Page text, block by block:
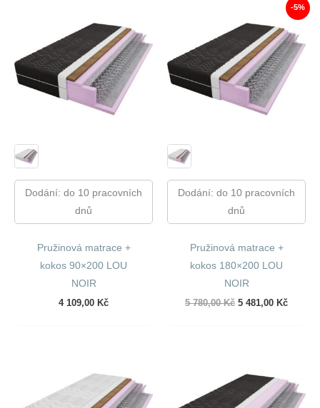
Dodání: do 10 pracovních
dnů
Pružinová matrace +
kokos 90×200 LOU
NOIR
4 109,00 Kč
-5%
Dodání: do 10 pracovních
dnů
Pružinová matrace +
kokos 180×200 LOU
NOIR
5 780,00Kč Původní
5 481,00 Kč